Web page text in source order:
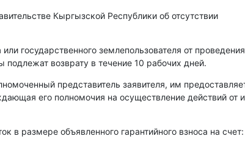
Кыргызской Республики об отсутствии
государственного землепользователя от проведения
возврату в течение 10 рабочих дней.
представитель заявителя, им
его полномочия на осуществление действий от
в размере объявленного гарантийного взноса на счет: